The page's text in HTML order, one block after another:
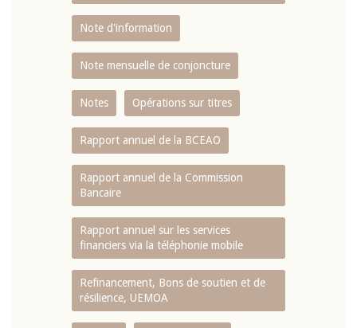
Note d'information
Note mensuelle de conjoncture
Notes Opérations sur titres
Rapport annuel de la BCEAO
Rapport annuel de la Commission
Bancaire
Rapport annuel sur les services
financiers via la téléphonie mobile
Refinancement, Bons de soutien et de
résilience, UEMOA